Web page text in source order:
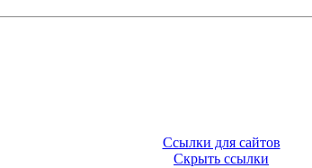
Ссылки для сайтов
Скрыть ссылки